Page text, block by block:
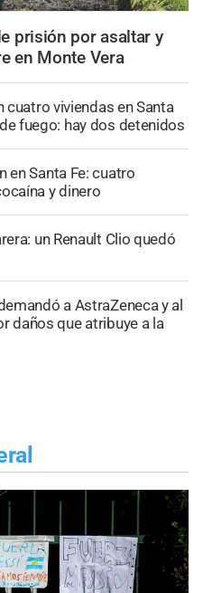
prisión por asaltar y
en Monte Vera
cuatro viviendas en Santa
fuego: hay dos detenidos
en Santa Fe: cuatro
y dinero
un Renault Clio quedó
a AstraZeneca y al
daños que atribuye a la